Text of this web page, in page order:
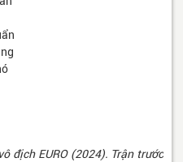
địch EURO (2024). Trận trước